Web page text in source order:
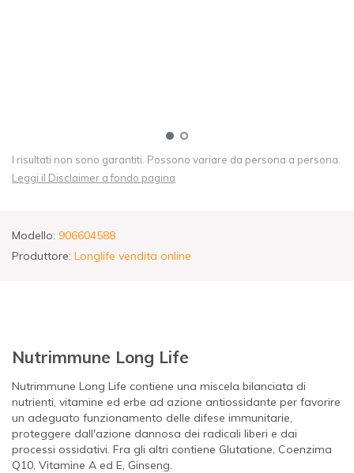
I risultati non sono garantiti. Possono variare da persona a persona.
Leggi il Disclaimer a fondo pagina
Modello: 906604588
Produttore: Longlife vendita online
Nutrimmune Long Life
Nutrimmune Long Life contiene una miscela bilanciata di
nutrienti, vitamine ed erbe ad azione antiossidante per favorire
un adeguato funzionamento delle difese immunitarie,
proteggere dall'azione dannosa dei radicali liberi e dai
processi ossidativi. Fra gli altri contiene Glutatione, Coenzima
Q10, Vitamine A ed E, Ginseng.